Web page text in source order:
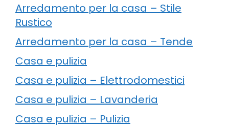
Arredamento per la casa – Stile
Rustico
Arredamento per la casa – Tende
Casa e pulizia
Casa e pulizia – Elettrodomestici
Casa e pulizia – Lavanderia
Casa e pulizia – Pulizia